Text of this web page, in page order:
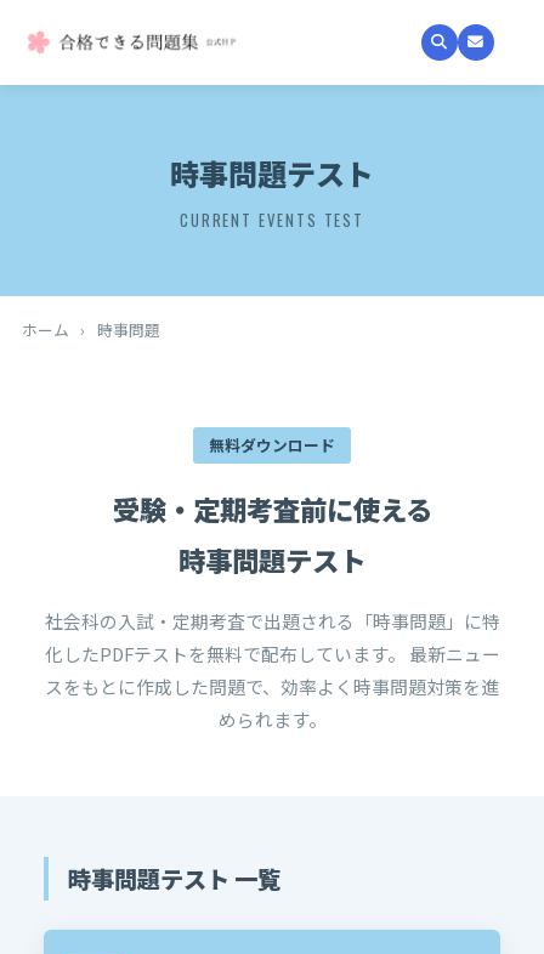
時事問題テスト
CURRENT EVENTS TEST
ホーム › 時事問題
無料ダウンロード
受験・定期考査前に使える
時事問題テスト
社会科の入試・定期考査で出題される「時事問題」に特
化したPDFテストを無料で配布しています。 最新ニュー
スをもとに作成した問題で、効率よく時事問題対策を進
められます。
時事問題テスト 一覧